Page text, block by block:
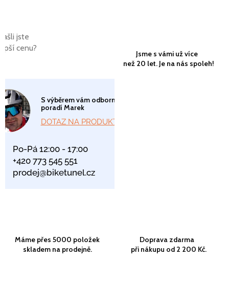
jste
cenu?
S výběrem vám odborně
poradí Marek
DOTAZ NA PRODUKT
Po-Pá 12:00 - 17:00
+420 773 545 551
prodej@biketunel.cz
Jsme s vámi už více
než 20 let. Je na nás spoleh!
Máme přes 5000 položek
skladem na prodejně.
Doprava zdarma
při nákupu od 2 200 Kč.